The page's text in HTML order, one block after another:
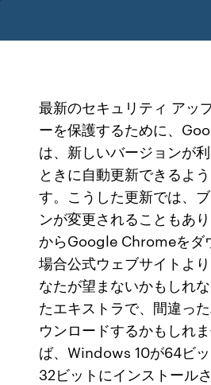
最新のセキュリティ アッ
ーを保護するために、
は、新しいバージョンが
ときに自動更新できるよ
す。こうした更新では、
ンが変更されることもあ
からGoogle Chromeをダ
場合公式ウェブサイトよ
なたが望まないかもしれ
たエキストラで、間違っ
ウンロードするかもしれ
ば、Windows 10が64ビ
32ビットにインストール